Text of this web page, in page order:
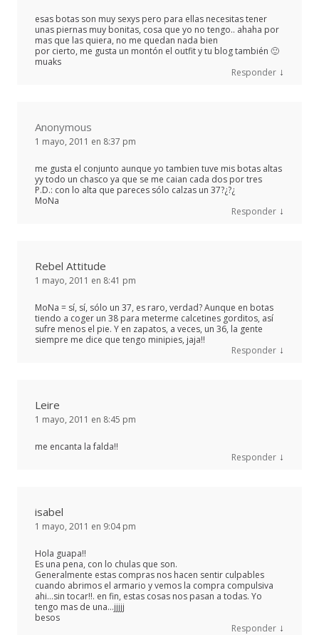
esas botas son muy sexys pero para ellas necesitas tener
unas piernas muy bonitas, cosa que yo no tengo.. ahaha por
mas que las quiera, no me quedan nada bien
por cierto, me gusta un montón el outfit y tu blog también 🙂
muaks
Responder ↓
Anonymous
1 mayo, 2011 en 8:37 pm
me gusta el conjunto aunque yo tambien tuve mis botas altas
yy todo un chasco ya que se me caian cada dos por tres
P.D.: con lo alta que pareces sólo calzas un 37?¿?¿
MoNa
Responder ↓
Rebel Attitude
1 mayo, 2011 en 8:41 pm
MoNa = sí, sí, sólo un 37, es raro, verdad? Aunque en botas
tiendo a coger un 38 para meterme calcetines gorditos, así
sufre menos el pie. Y en zapatos, a veces, un 36, la gente
siempre me dice que tengo minipies, jaja!!
Responder ↓
Leire
1 mayo, 2011 en 8:45 pm
me encanta la falda!!
Responder ↓
isabel
1 mayo, 2011 en 9:04 pm
Hola guapa!!
Es una pena, con lo chulas que son.
Generalmente estas compras nos hacen sentir culpables
cuando abrimos el armario y vemos la compra compulsiva
ahi…sin tocar!!. en fin, estas cosas nos pasan a todas. Yo
tengo mas de una…jjjjj
besos
Responder ↓